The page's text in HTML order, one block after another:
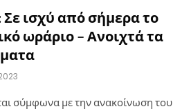
Σε ισχύ από σήμερα το
ωράριο – Ανοιχτά τα
σύμφωνα με την ανακοίνωση του